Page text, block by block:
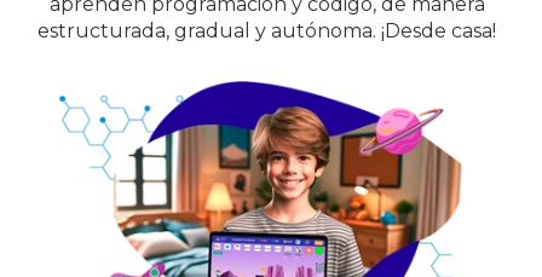
estructurada, gradual y autónoma. ¡Desde casa!